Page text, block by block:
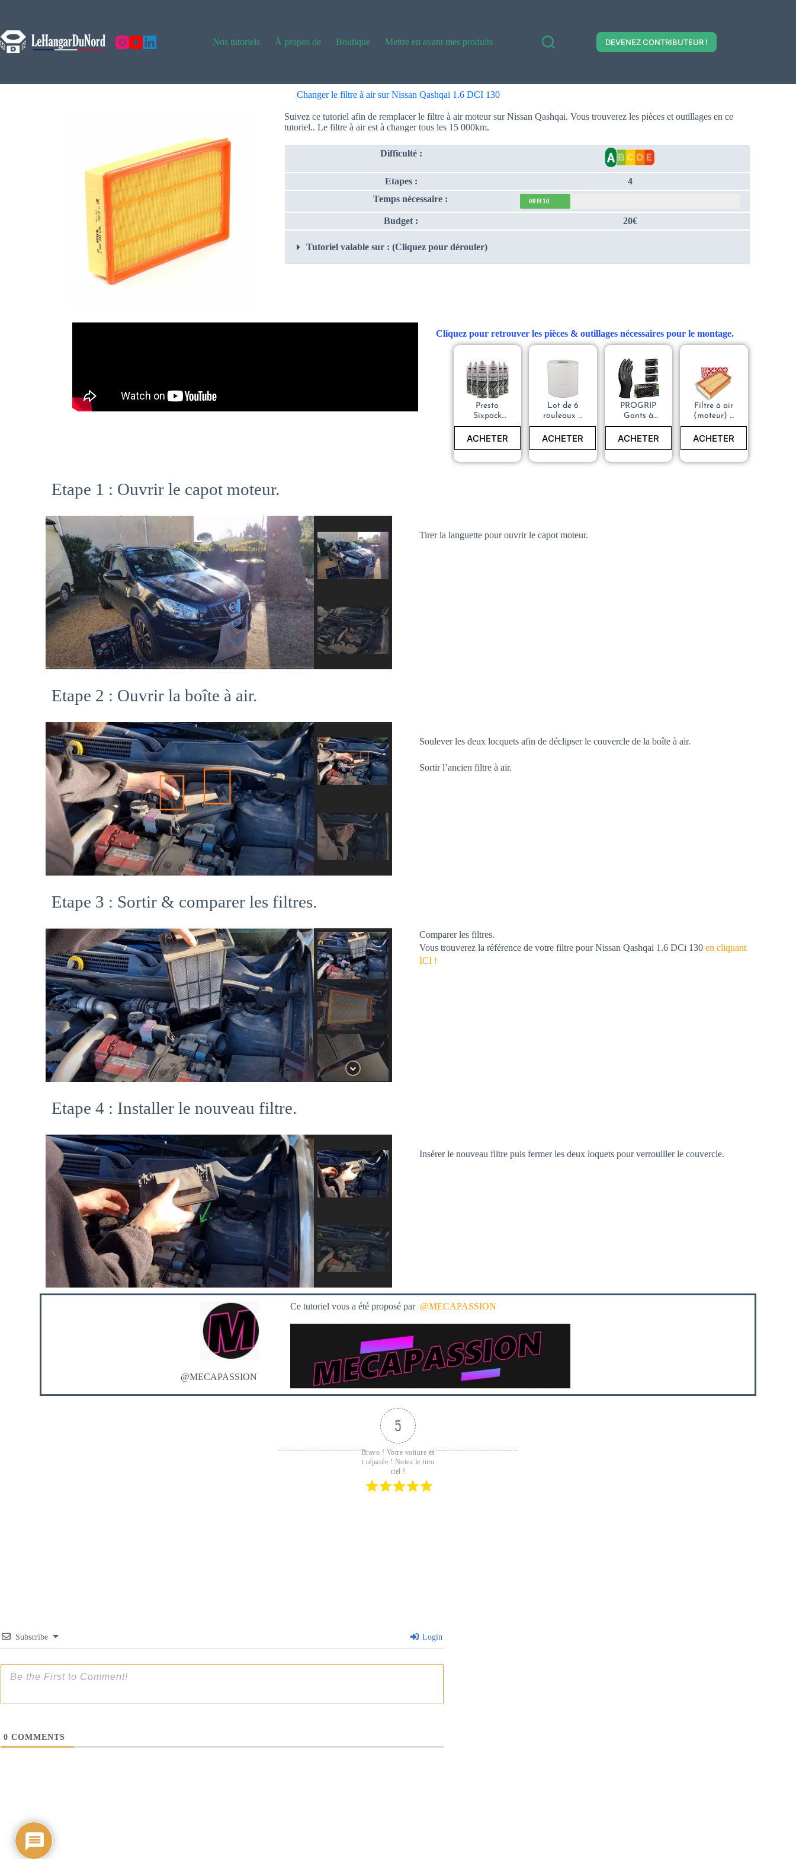
Nos tutoriels À propos de Boutique Mettre en avant mes produits DEVENEZ CONTRIBUTEUR !
Changer le filtre à air sur Nissan Qashqai 1.6 DCI 130
Suivez ce tutoriel afin de remplacer le filtre à air moteur sur Nissan Qashqai. Vous trouverez les pièces et outillages en ce
tutoriel.. Le filtre à air est à changer tous les 15 000km.
Difficulté :
Etapes :
4
Temps nécessaire :
00H10
Budget : 20€
Tutoriel valable sur : (Cliquez pour dérouler)
Cliquez pour retrouver les pièces & outillages nécessaires pour le montage.
Presto
Sixpack
Nettoyant
pour Freins
ACHETER
Lot de 6
rouleaux à
dévidage
Papier
ACHETER
PROGRIP
Gants à
usage
unique,
unique
ACHETER
Filtre à air
(moteur) –
NISSAN
Qashqai –
ACHETER
Etape 1 : Ouvrir le capot moteur.
Tirer la languette pour ouvrir le capot moteur.
Etape 2 : Ouvrir la boîte à air.
Soulever les deux locquets afin de déclipser le couvercle de la boîte à air.
Sortir l’ancien filtre à air.
Etape 3 : Sortir & comparer les filtres.
Comparer les filtres.
Vous trouverez la référence de votre filtre pour Nissan Qashqai 1.6 DCi 130 en cliquant
ICI !
Etape 4 : Installer le nouveau filtre.
Insérer le nouveau filtre puis fermer les deux loquets pour verrouiller le couvercle.
@MECAPASSION
Ce tutoriel vous a été proposé par @MECAPASSION
5
Bravo ! Votre voiture es
t réparée ! Notez le tuto
riel !
Subscribe Login
0 COMMENTS